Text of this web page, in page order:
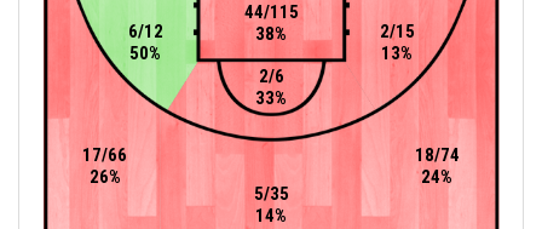
44/115
38%
18/74
24%
17/66
26%
2/15
13%
5/35
14%
6/12
50%
2/6
33%